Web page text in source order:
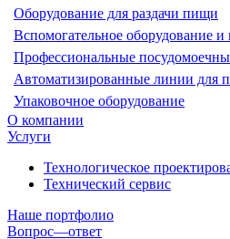
Оборудование для раздачи пищи
Вспомогательное оборудование
Профессиональные
Автоматизированные линии для
Упаковочное оборудование
О компании
Услуги
Технологическое
Технический сервис
Наше портфолио
Вопрос—ответ